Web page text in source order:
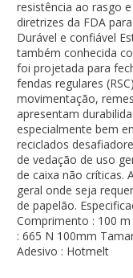
resistência ao rasgo
diretrizes da FDA
Durável e confiável
também conhecida
foi projetada para
fendas regulares
movimentação,
apresentam
especialmente bem
reciclados
de vedação de uso
de caixa não críticas.
geral onde seja
de papelão.
Comprimento : 100
: 665 N 100mm
Adesivo : Hotmelt